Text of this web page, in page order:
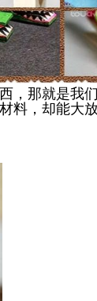
，那就是我
，却能大